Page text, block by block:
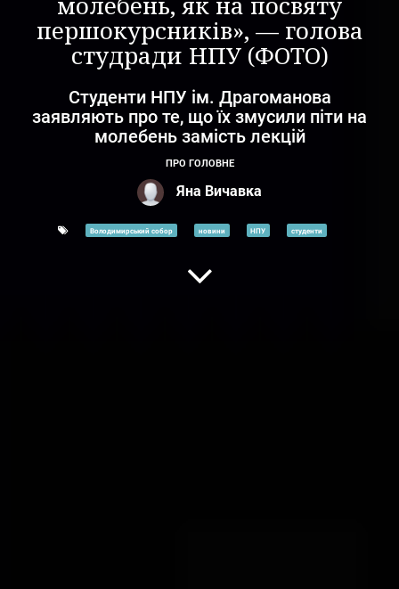
першокурсників», — голова
студради НПУ (ФОТО)
Студенти НПУ ім. Драгоманова
заявляють про те, що їх змусили піти на
молебень замість лекцій
ПРО ГОЛОВНЕ
Яна Вичавка
Володимирський собор новини НПУ студенти